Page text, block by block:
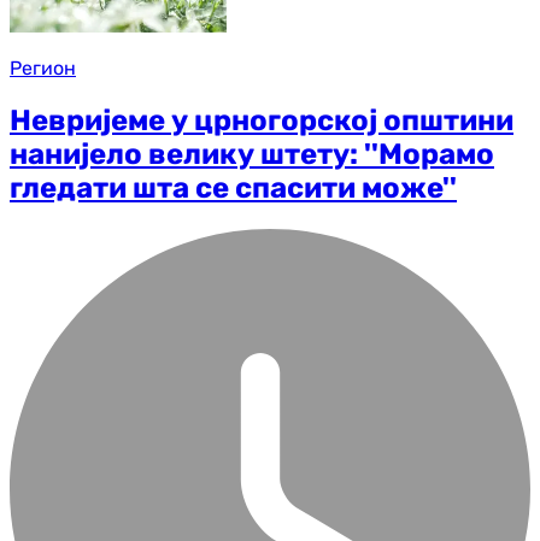
Регион
Невријеме у црногорској општини
нанијело велику штету: ''Морамо
гледати шта се спасити може''